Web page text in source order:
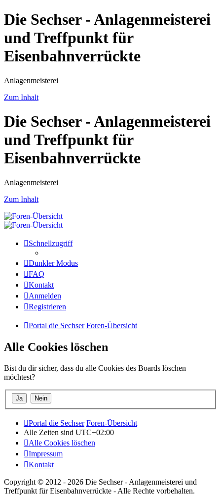
Die Sechser - Anlagenmeisterei
und Treffpunkt für
Eisenbahnverrückte
Anlagenmeisterei
Zum Inhalt
Die Sechser - Anlagenmeisterei
und Treffpunkt für
Eisenbahnverrückte
Anlagenmeisterei
Zum Inhalt
Schnellzugriff
Dunkler Modus
FAQ
Kontakt
Anmelden
Registrieren
Portal die Sechser Foren-Übersicht
Alle Cookies löschen
Bist du dir sicher, dass du alle Cookies des Boards löschen
möchtest?
Portal die Sechser Foren-Übersicht
Alle Zeiten sind UTC+02:00
Alle Cookies löschen
Impressum
Kontakt
Copyright © 2012 - 2026 Die Sechser - Anlagenmeisterei und
Treffpunkt für Eisenbahnverrückte - Alle Rechte vorbehalten.